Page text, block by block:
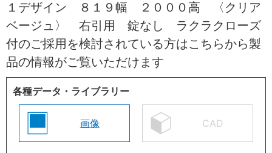
１デザイン ８１９幅 ２０００高 〈クリア
ベージュ〉 右引用 錠なし ラクラクローズ
付のご採用を検討されている方はこちらから製
品の情報がご覧いただけます
各種データ・ライブラリー
画像 CAD